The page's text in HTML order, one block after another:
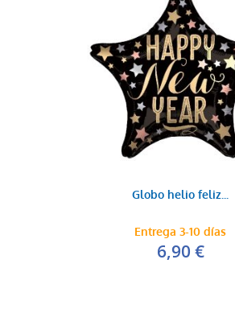
Globo helio feliz...
Entrega 3-10 días
6,90 €